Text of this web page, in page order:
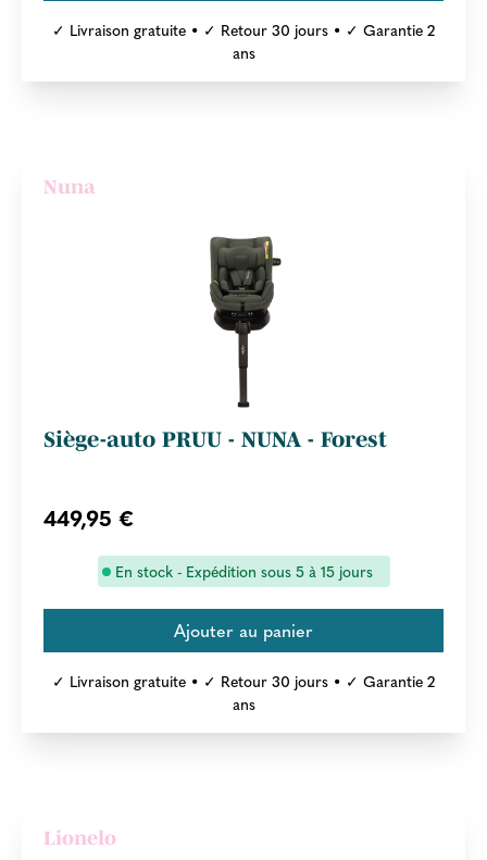
✓ Livraison gratuite • ✓ Retour 30 jours • ✓ Garantie 2
ans
Nuna
Siège-auto PRUU - NUNA - Forest
449,95 €
En stock - Expédition sous 5 à 15 jours
✓ Livraison gratuite • ✓ Retour 30 jours • ✓ Garantie 2
ans
Lionelo